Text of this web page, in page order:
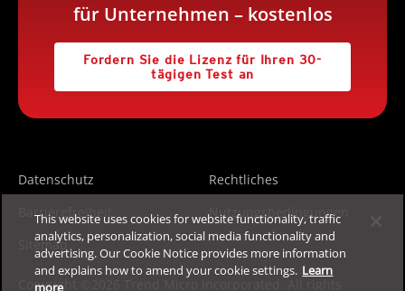
für Unternehmen – kostenlos
Fordern Sie die Lizenz für Ihren 30-
tägigen Test an
Datenschutz
Rechtliches
Barrierefreiheit
Nutzungsbedingungen
Sitemap
Copyright ©2026 Trend Micro Incorporated. All rights
This website uses cookies for website functionality, traffic
analytics, personalization, social media functionality and
advertising. Our Cookie Notice provides more information
and explains how to amend your cookie settings. Learn
more